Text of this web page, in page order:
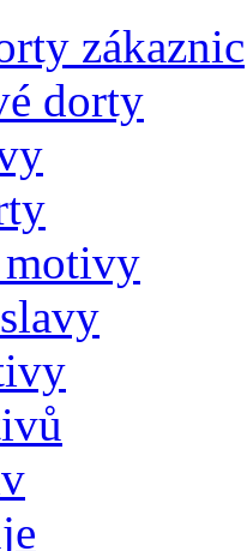
zákaznic
dorty
motivy